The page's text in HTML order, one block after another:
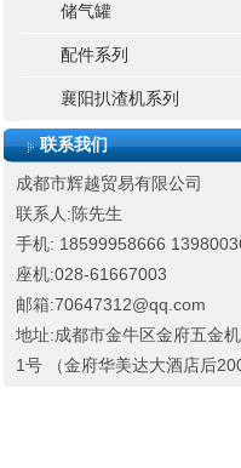
储气罐
配件系列
襄阳扒渣机系列
联系我们
成都市辉越贸易有限公司
联系人:陈先生
手机: 18599958666
座机:028-61667003
邮箱:70647312@qq.com
地址:成都市金牛区金府五金
1号 （金府华美达大酒店后200